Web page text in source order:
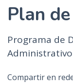
Plan
Programa de
Compartir en